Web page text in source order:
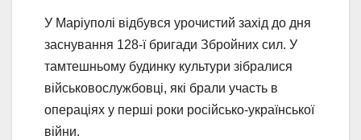
У Маріуполі відбувся урочистий захід до дня
заснування 128-ї бригади Збройних сил. У
тамтешньому будинку культури зібралися
військовослужбовці, які брали участь в
операціях у перші роки російсько-української
війни.